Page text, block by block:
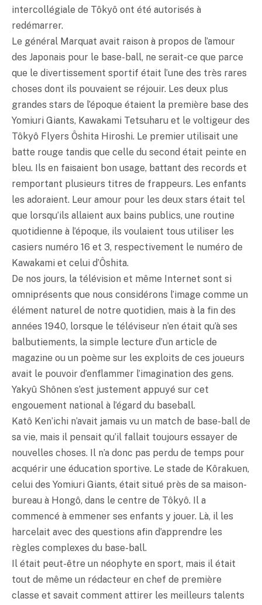
intercollégiale de Tôkyô ont été autorisés à
redémarrer.
Le général Marquat avait raison à propos de l’amour
des Japonais pour le base-ball, ne serait-ce que parce
que le divertissement sportif était l’une des très rares
choses dont ils pouvaient se réjouir. Les deux plus
grandes stars de l’époque étaient la première base des
Yomiuri Giants, Kawakami Tetsuharu et le voltigeur des
Tôkyô Flyers Ôshita Hiroshi. Le premier utilisait une
batte rouge tandis que celle du second était peinte en
bleu. Ils en faisaient bon usage, battant des records et
remportant plusieurs titres de frappeurs. Les enfants
les adoraient. Leur amour pour les deux stars était tel
que lorsqu’ils allaient aux bains publics, une routine
quotidienne à l’époque, ils voulaient tous utiliser les
casiers numéro 16 et 3, respectivement le numéro de
Kawakami et celui d’Ôshita.
De nos jours, la télévision et même Internet sont si
omniprésents que nous considérons l’image comme un
élément naturel de notre quotidien, mais à la fin des
années 1940, lorsque le téléviseur n’en était qu’à ses
balbutiements, la simple lecture d’un article de
magazine ou un poème sur les exploits de ces joueurs
avait le pouvoir d’enflammer l’imagination des gens.
Yakyû Shônen s’est justement appuyé sur cet
engouement national à l’égard du baseball.
Katô Ken’ichi n’avait jamais vu un match de base-ball de
sa vie, mais il pensait qu’il fallait toujours essayer de
nouvelles choses. Il n’a donc pas perdu de temps pour
acquérir une éducation sportive. Le stade de Kôrakuen,
celui des Yomiuri Giants, était situé près de sa maison-
bureau à Hongô, dans le centre de Tôkyô. Il a
commencé à emmener ses enfants y jouer. Là, il les
harcelait avec des questions afin d’apprendre les
règles complexes du base-ball.
Il était peut-être un néophyte en sport, mais il était
tout de même un rédacteur en chef de première
classe et savait comment attirer les meilleurs talents